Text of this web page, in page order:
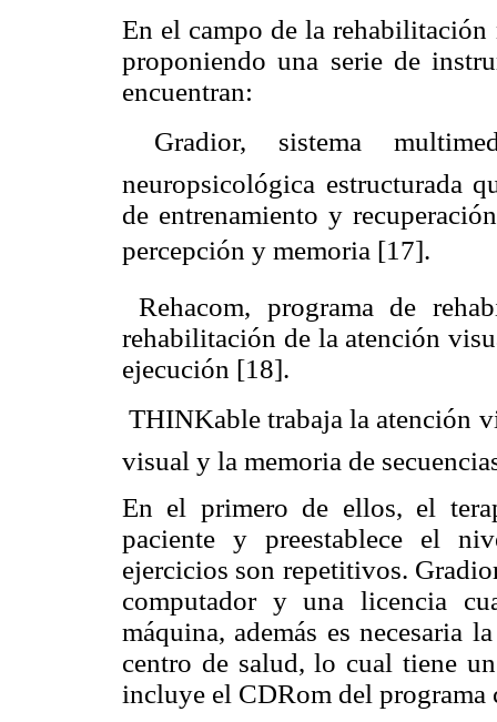
En el campo de la
proponiendo una serie de
encuentran:
 Gradior, sistema
neuropsicológica estructurada
de entrenamiento y
percepción y memoria [17]. 
Rehacom, programa de
rehabilitación de la atención
ejecución [18].
 THINKable trabaja la
visual y la memoria de
En el primero de ellos, el
paciente y preestablece el
ejercicios son repetitivos.
computador y una licencia
máquina, además es necesaria
centro de salud, lo cual tiene
incluye el CDRom del programa